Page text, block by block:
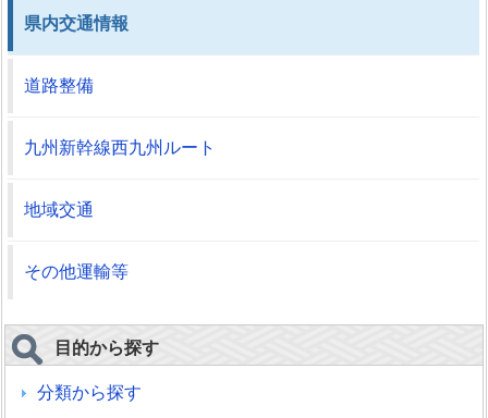
県内交通情報
道路整備
九州新幹線西九州ルート
地域交通
その他運輸等
目的から探す
分類から探す